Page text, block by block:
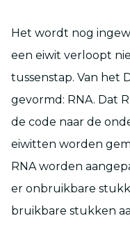
Het wordt nog
een eiwit verloopt
tussenstap. Van het
gevormd: RNA. Dat
de code naar de
eiwitten worden
RNA worden
er onbruikbare
bruikbare stukken